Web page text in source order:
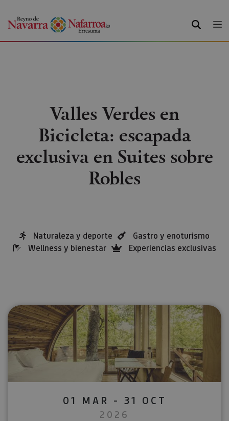
BUSCAR
Valles Verdes en
Bicicleta: escapada
exclusiva en Suites sobre
Robles
Naturaleza y deporte
Gastro y enoturismo
Wellness y bienestar
Experiencias exclusivas
01 MAR - 31 OCT
2026